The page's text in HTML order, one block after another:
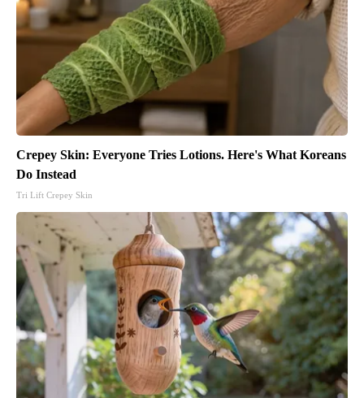
Crepey Skin: Everyone Tries Lotions. Here's What Koreans
Do Instead
Tri Lift Crepey Skin